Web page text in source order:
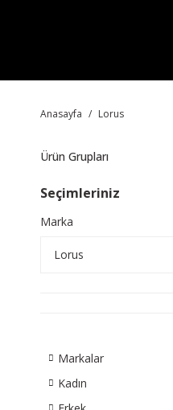
Anasayfa Lorus
Ürün Grupları
Seçimleriniz
Marka
Lorus
Markalar
Kadın